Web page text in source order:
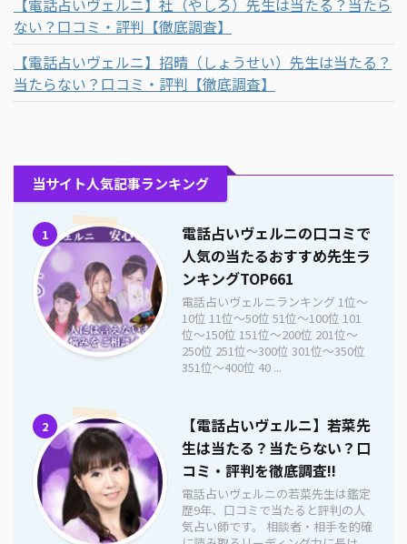
ない？口コミ・評判【徹底調査】
【電話占いヴェルニ】招晴（しょうせい）先生は当たる？
当たらない？口コミ・評判【徹底調査】
当サイト人気記事ランキング
1
電話占いヴェルニの口コミで
人気の当たるおすすめ先生ラ
ンキングTOP661
電話占いヴェルニランキング 1位〜
10位 11位〜50位 51位〜100位 101
位〜150位 151位〜200位 201位〜
250位 251位〜300位 301位〜350位
351位〜400位 40 ...
2
【電話占いヴェルニ】若菜先
生は当たる？当たらない？口
コミ・評判を徹底調査!!
電話占いヴェルニの若菜先生は鑑定
歴9年、口コミで当たると評判の人
気占い師です。 相談者・相手を的確